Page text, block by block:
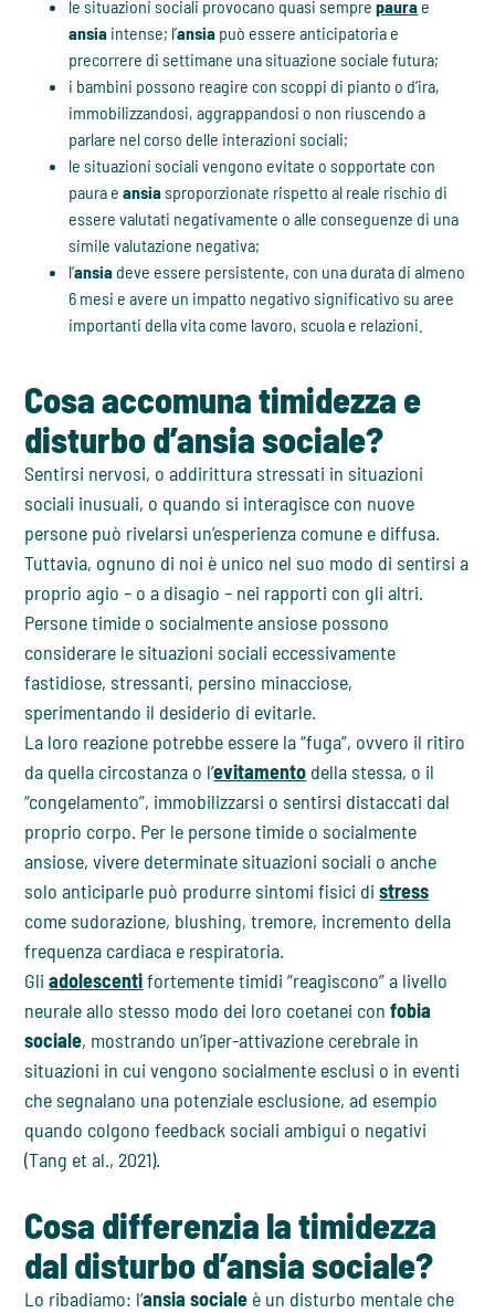
le situazioni sociali provocano quasi semprepaura e
ansia intense; l’ansia può essere anticipatoria e
precorrere di settimane una situazione sociale futura;
i bambini possono reagire con scoppi di pianto o d’ira,
immobilizzandosi, aggrappandosi o non riuscendo a
parlare nel corso delle interazioni sociali;
le situazioni sociali vengono evitate o sopportate con
paura eansiasproporzionate rispetto al reale rischio di
essere valutati negativamente o alle conseguenze di una
simile valutazione negativa;
l’ansiadeve essere persistente, con una durata di almeno
6 mesi e avere un impatto negativo significativo su aree
importanti della vita come lavoro, scuola e relazioni.
Cosa accomuna timidezza e
disturbo d’ansia sociale?
Sentirsi nervosi, o addirittura stressati in situazioni
sociali inusuali, o quando si interagisce con nuove
persone può rivelarsi un’esperienza comune e diffusa.
Tuttavia, ognuno di noi è unico nel suo modo di sentirsi a
proprio agio – o a disagio – nei rapporti con gli altri.
Persone timide o socialmente ansiose possono
considerare le situazioni sociali eccessivamente
fastidiose, stressanti, persino minacciose,
sperimentando il desiderio di evitarle.
La loro reazione potrebbe essere la “fuga”, ovvero il ritiro
da quella circostanza o l’evitamento della stessa, o il
“congelamento”, immobilizzarsi o sentirsi distaccati dal
proprio corpo. Per le persone timide o socialmente
ansiose, vivere determinate situazioni sociali o anche
solo anticiparle può produrre sintomi fisici distress
come sudorazione, blushing, tremore, incremento della
frequenza cardiaca e respiratoria.
Gliadolescentifortemente timidi “reagiscono” a livello
neurale allo stesso modo dei loro coetanei confobia
sociale, mostrando un’iper-attivazione cerebrale in
situazioni in cui vengono socialmente esclusi o in eventi
che segnalano una potenziale esclusione, ad esempio
quando colgono feedback sociali ambigui o negativi
(Tang et al., 2021).
Cosa differenzia la timidezza
dal disturbo d’ansia sociale?
Lo ribadiamo: l’ansia sociale è un disturbo mentale che